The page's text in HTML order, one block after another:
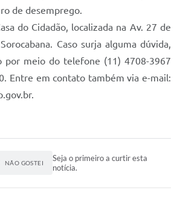
de desemprego.
do Cidadão, localizada na Av. 27 de
Caso surja alguma dúvida,
por meio do telefone (11) 4708-3967
Entre em contato também via e-mail:
NÃO GOSTEI
Seja o primeiro a curtir esta
notícia.